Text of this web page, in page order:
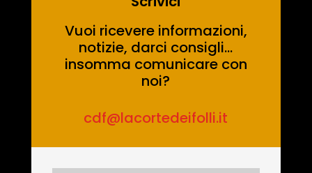
Vuoi ricevere informazioni,
notizie, darci consigli…
insomma comunicare con
noi?
cdf@lacortedeifolli.it